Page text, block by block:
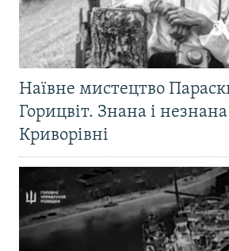
Наївне мистецтво
Горицвіт. Знана і
Криворівні